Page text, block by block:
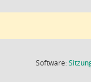
Software: